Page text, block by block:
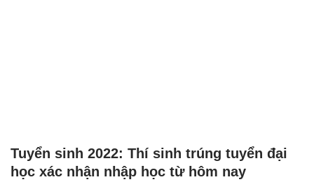
Tuyển sinh 2022: Thí sinh trúng tuyển đại
học xác nhận nhập học từ hôm nay